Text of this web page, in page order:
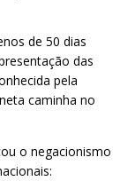
de 50 dias
das
pela
caminha no
o negacionismo